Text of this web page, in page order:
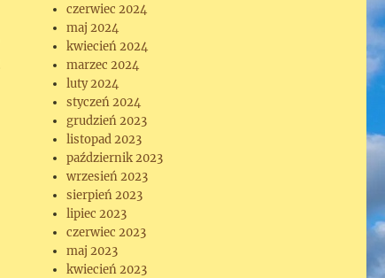
czerwiec 2024
maj 2024
kwiecień 2024
marzec 2024
luty 2024
styczeń 2024
grudzień 2023
listopad 2023
październik 2023
wrzesień 2023
sierpień 2023
lipiec 2023
czerwiec 2023
maj 2023
kwiecień 2023